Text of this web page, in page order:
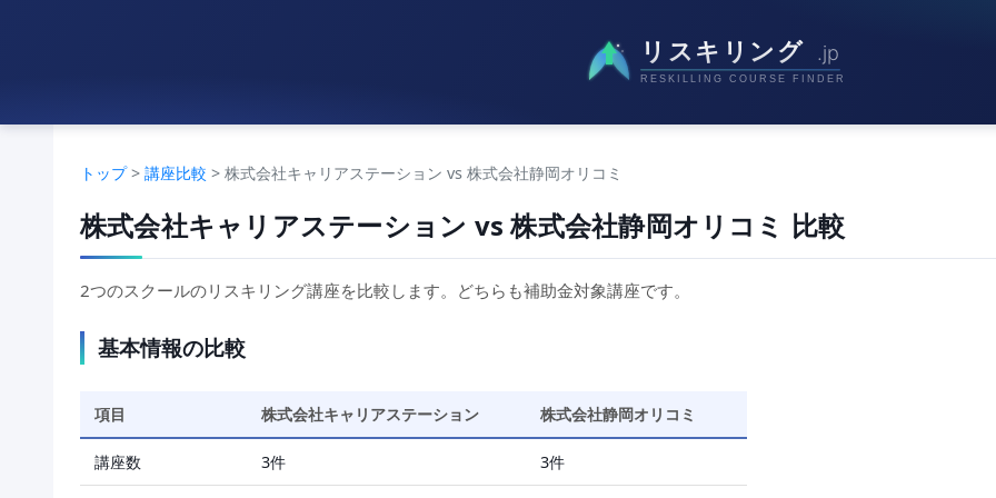
トップ> 講座比較 > 株式会社キャリアステーション vs 株式会社静岡オリコミ
株式会社キャリアステーション vs 株式会社静岡オリコミ 比較
2つのスクールのリスキリング講座を比較します。どちらも補助金対象講座です。
基本情報の比較
項目 株式会社キャリアステーション 株式会社静岡オリコミ
講座数 3件 3件